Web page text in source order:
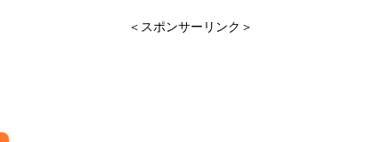
＜スポンサーリンク＞